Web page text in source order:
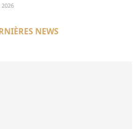
NEWS